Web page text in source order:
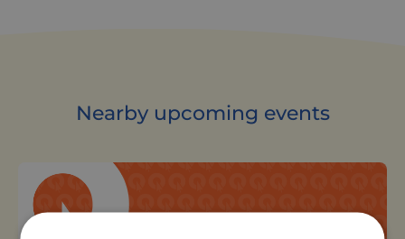
Nearby upcoming events